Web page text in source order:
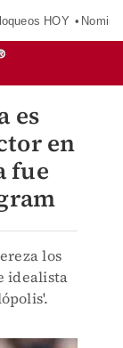
HOY
es
en
fue
los
idealista